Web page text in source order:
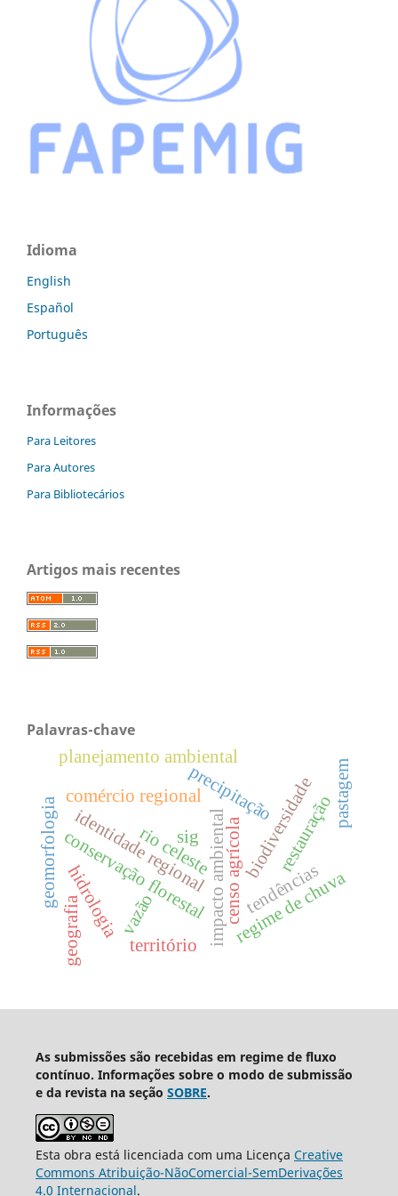
Idioma
English
Español
Português
Informações
Para Leitores
Para Autores
Para Bibliotecários
Artigos mais recentes
Palavras-chave
conservação florestalimpacto ambientalcenso agrícolabiodiversidade
rio celeste
tendências
precipitação
vazão
geomorfologiahidrologia
planejamento ambiental
regime de chuva
território
identidade regional
comércio regional restauraçãopastagem
geografia
sig
As submissões são recebidas em regime de fluxo
contínuo. Informações sobre o modo de submissão
e da revista na seção SOBRE.
Esta obra está licenciada com uma Licença Creative
Commons Atribuição-NãoComercial-SemDerivações
4.0 Internacional.